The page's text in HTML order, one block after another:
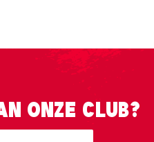
onze club?